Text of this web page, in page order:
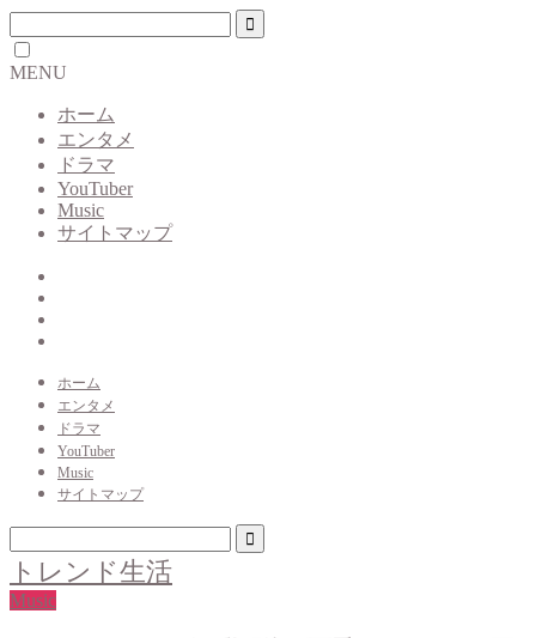
MENU
ホーム
エンタメ
ドラマ
YouTuber
Music
サイトマップ
ホーム
エンタメ
ドラマ
YouTuber
Music
サイトマップ
トレンド生活
Music